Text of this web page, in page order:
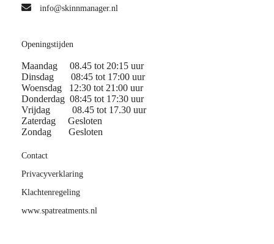
info@skinnmanager.nl
Openingstijden
Maandag 08.45 tot 20:15 uur
Dinsdag 08:45 tot 17:00 uur
Woensdag 12:30 tot 21:00 uur
Donderdag 08:45 tot 17:30 uur
Vrijdag 08.45 tot 17.30 uur
Zaterdag Gesloten
Zondag Gesloten
Contact
Privacyverklaring
Klachtenregeling
www.spatreatments.nl